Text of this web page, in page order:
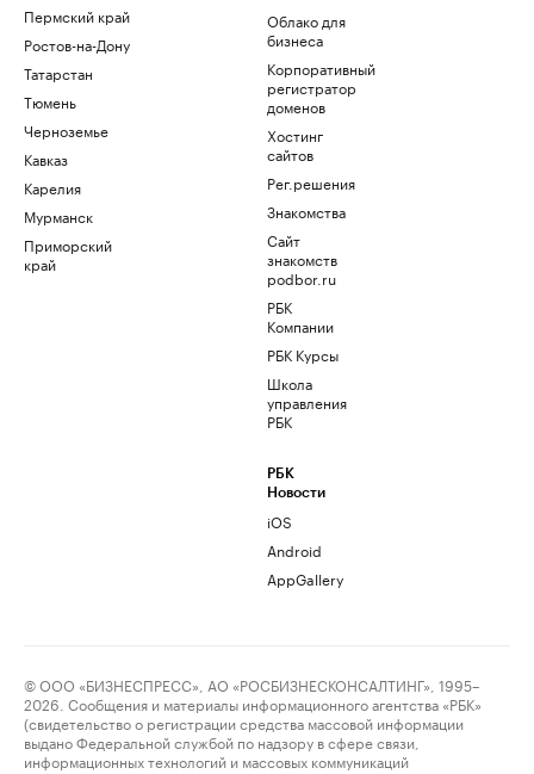
Пермский край
Ростов-на-Дону
Татарстан
Тюмень
Черноземье
Кавказ
Карелия
Мурманск
Приморский
край
Облако для
бизнеса
Корпоративный
регистратор
доменов
Хостинг
сайтов
Рег.решения
Знакомства
Сайт
знакомств
podbor.ru
РБК
Компании
РБК Курсы
Школа
управления
РБК
РБК
Новости
iOS
Android
AppGallery
© ООО «БИЗНЕСПРЕСС», АО «РОСБИЗНЕСКОНСАЛТИНГ», 1995–
2026. Сообщения и материалы информационного агентства «РБК»
(свидетельство о регистрации средства массовой информации
выдано Федеральной службой по надзору в сфере связи,
информационных технологий и массовых коммуникаций